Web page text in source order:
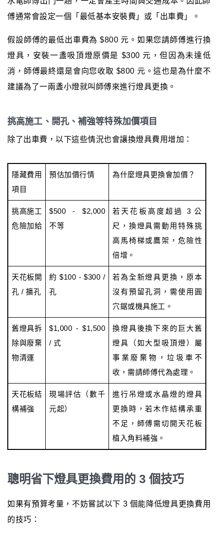
傅通常會設定一個「最低基本安裝費」或「出車費」。
假設師傅的最低出車費為 $800 元。如果您請師傅進行換
燈具，安裝一盞吸頂燈原價是 $300 元，但因為未達低
消，師傅最終還是會向您收取 $800 元。這也是為什麼不
建議為了一兩盞小燈就叫師傅來進行燈具更換。
挑高施工、開孔、補強等特殊加價項目
除了出車費，以下這些情況也會讓換燈具費用增加：
隱藏費用
項目
預估加價行情 為什麼燈具更換會加價？
挑高施工
危險加給
$500 - $2,000
不等
若天花板高度超過 3 公
尺，換燈具需動用特殊挑
高馬椅梯或鷹架，危險性
倍增。
天花板開
孔 / 擴孔
約 $100 - $300 /
孔
若為全新燈具更換，原本
沒有預留孔洞，需使用圓
穴鋸或機具施工。
舊燈具拆
除與廢棄
物清運
$1,000 - $1,500
/ 式
換燈具後換下來的巨大舊
燈具（如大型吸頂燈）屬
事業廢棄物，垃圾車不
收，需請師傅代為處理。
天花板結
構補強
現場評估（數千
元起）
進行吊燈或水晶燈的燈具
更換時，若木作結構承重
不足，師傅需切開天花板
植入角料補強。
聰明省下燈具更換費用的 3 個技巧
如果有預算考量，不妨嘗試以下 3 個能降低燈具更換費用
的技巧：